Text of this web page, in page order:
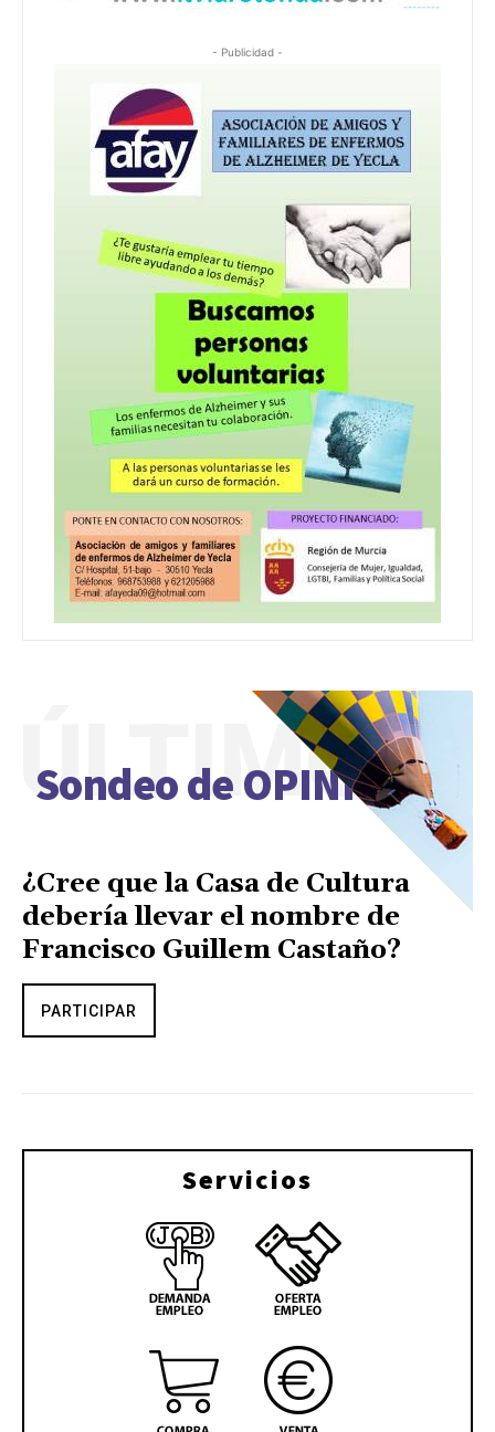
- Publicidad -
Sondeo de OPINIÓN
ÚLTIMO
¿Cree que la Casa de Cultura
debería llevar el nombre de
Francisco Guillem Castaño?
PARTICIPAR
Servicios